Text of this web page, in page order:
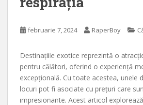
februarie 7, 2024 RaperBoy
Destinațiile exotice reprezintă o
pentru călători, oferind o experiență
excepțională. Cu toate acestea, unele
locuri pot fi asociate cu prețuri care
impresionante. Acest articol